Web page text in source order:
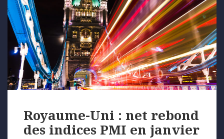
Royaume-Uni : net rebond
des indices PMI en janvier